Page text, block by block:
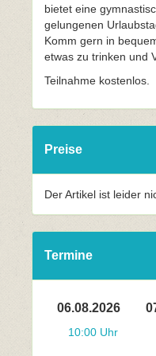
bietet eine
gelungenen
Komm gern in
etwas zu trinken und
Teilnahme kostenlos.
Preise
Der Artikel ist leider
Termine
06.08.2026
10:00 Uhr